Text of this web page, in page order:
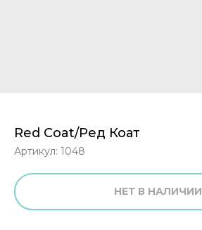
Red Coat/Ред Коат
Артикул: 1048
НЕТ В НАЛИЧИИ